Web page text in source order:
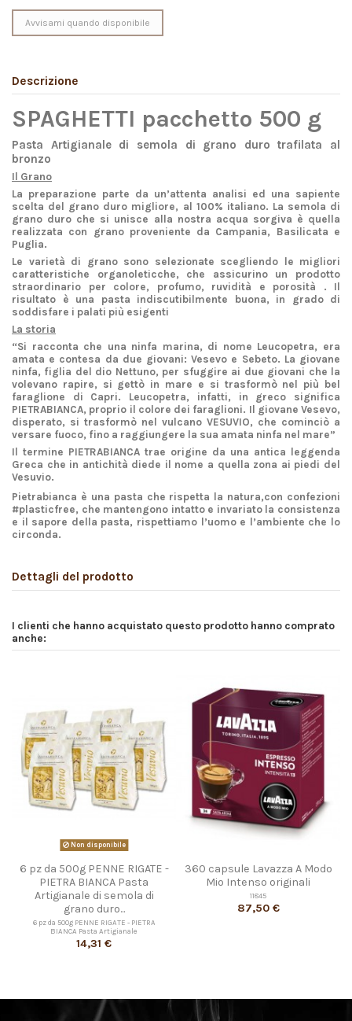
Descrizione
SPAGHETTI pacchetto 500 g
Pasta Artigianale di semola di grano duro trafilata al
bronzo
Il Grano
La preparazione parte da un’attenta analisi ed una sapiente
scelta del grano duro migliore, al 100% italiano. La semola di
grano duro che si unisce alla nostra acqua sorgiva è quella
realizzata con grano proveniente da Campania, Basilicata e
Puglia.
Le varietà di grano sono selezionate scegliendo le migliori
caratteristiche organoleticche, che assicurino un prodotto
straordinario per colore, profumo, ruvidità e porosità . Il
risultato è una pasta indiscutibilmente buona, in grado di
soddisfare i palati più esigenti
La storia
“Si racconta che una ninfa marina, di nome Leucopetra, era
amata e contesa da due giovani: Vesevo e Sebeto. La giovane
ninfa, figlia del dio Nettuno, per sfuggire ai due giovani che la
volevano rapire, si gettò in mare e si trasformò nel più bel
faraglione di Capri. Leucopetra, infatti, in greco significa
PIETRABIANCA, proprio il colore dei faraglioni. Il giovane Vesevo,
disperato, si trasformò nel vulcano VESUVIO, che cominciò a
versare fuoco, fino a raggiungere la sua amata ninfa nel mare”
Il termine PIETRABIANCA trae origine da una antica leggenda
Greca che in antichità diede il nome a quella zona ai piedi del
Vesuvio.
Pietrabianca è una pasta che rispetta la natura,con confezioni
#plasticfree, che mantengono intatto e invariato la consistenza
e il sapore della pasta, rispettiamo l’uomo e l’ambiente che lo
circonda.
Dettagli del prodotto
I clienti che hanno acquistato questo prodotto hanno comprato
anche:
Non disponibile
6 pz da 500g PENNE RIGATE -
PIETRA BIANCA Pasta
Artigianale di semola di
grano duro...
6 pz da 500g PENNE RIGATE - PIETRA
BIANCA Pasta Artigianale
14,31 €
360 capsule Lavazza A Modo
Mio Intenso originali
11845
87,50 €